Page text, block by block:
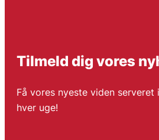
Tilmeld dig vores
Få vores nyeste viden
hver uge!